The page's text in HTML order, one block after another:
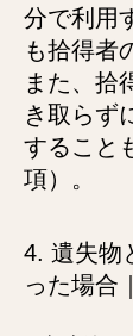
分で利用
も拾得者
また、拾
き取らず
すること
項）。
4. 遺失物
った場合｜